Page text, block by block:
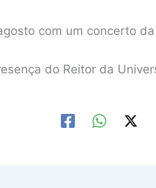
com um concerto
do Reitor da